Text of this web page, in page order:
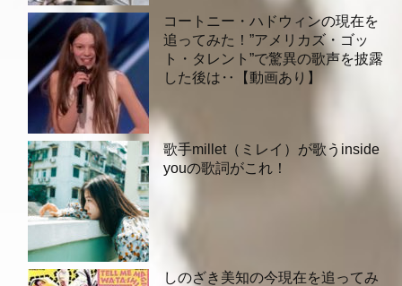
コートニー・ハドウィンの現在を
追ってみた！”アメリカズ・ゴッ
ト・タレント”で驚異の歌声を披露
した後は‥【動画あり】
歌手millet（ミレイ）が歌うinside
youの歌詞がこれ！
しのざき美知の今現在を追ってみ